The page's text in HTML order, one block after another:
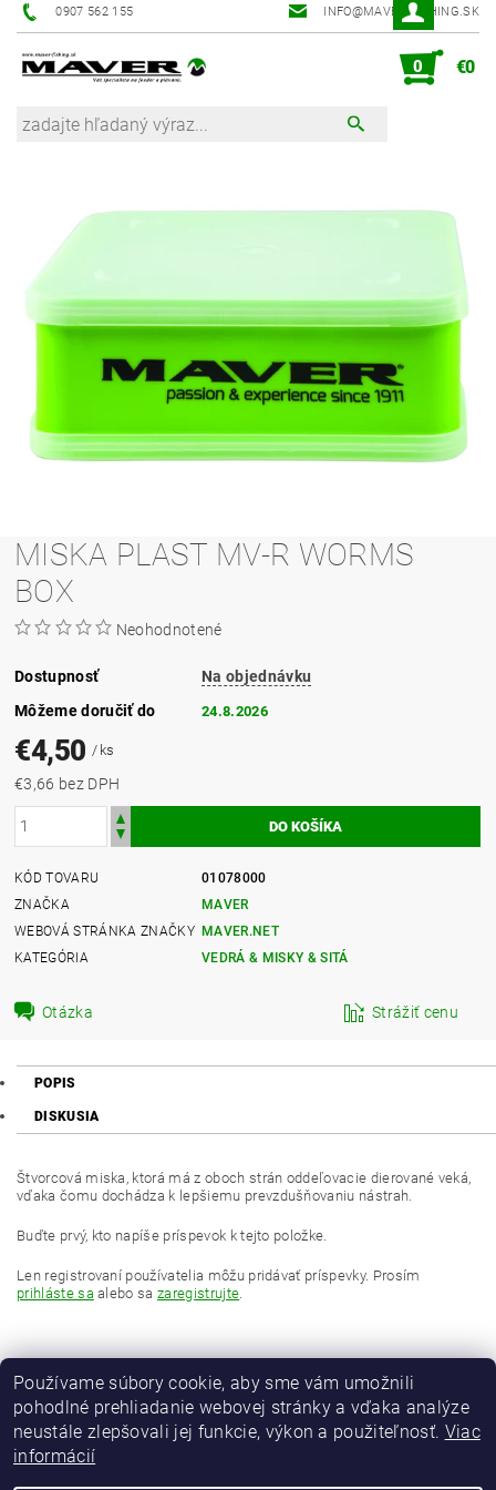
0907 562 155 INFO@MAVER-FISHING.SK
0 €0
MISKA PLAST MV-R WORMS
BOX
Neohodnotené
Dostupnosť
Na objednávku
Môžeme doručiť do
24.8.2026
€4,50/ ks
€3,66 bez DPH
KÓD TOVARU
01078000
ZNAČKA
MAVER
WEBOVÁ STRÁNKA ZNAČKY MAVER.NET
KATEGÓRIA
VEDRÁ & MISKY & SITÁ
Otázka Strážiť cenu
POPIS
DISKUSIA
Štvorcová miska, ktorá má z oboch strán oddeľovacie dierované veká,
vďaka čomu dochádza k lepšiemu prevzdušňovaniu nástrah.
Buďte prvý, kto napíše príspevok k tejto položke.
Len registrovaní používatelia môžu pridávať príspevky. Prosím
prihláste sa alebo sazaregistrujte.
Používame súbory cookie, aby sme vám umožnili
pohodlné prehliadanie webovej stránky a vďaka analýze
neustále zlepšovali jej funkcie, výkon a použiteľnosť. Viac
informácií